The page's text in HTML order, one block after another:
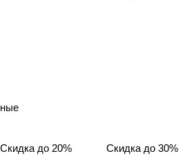
Скидка до 20% Скидка до 30%